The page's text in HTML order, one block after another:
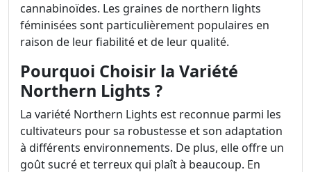
cannabinoïdes. Les graines de northern lights
féminisées sont particulièrement populaires en
raison de leur fiabilité et de leur qualité.
Pourquoi Choisir la Variété
Northern Lights ?
La variété Northern Lights est reconnue parmi les
cultivateurs pour sa robustesse et son adaptation
à différents environnements. De plus, elle offre un
goût sucré et terreux qui plaît à beaucoup. En